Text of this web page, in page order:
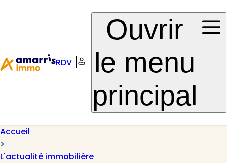
RDV
Connexion
Ouvrir
le menu
principal
Accueil
>
L'actualité immobilière